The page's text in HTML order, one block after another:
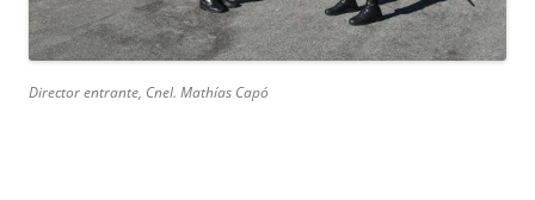
Director entrante, Cnel. Mathías Capó